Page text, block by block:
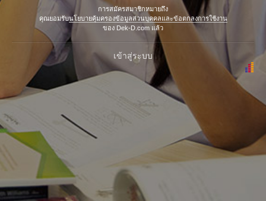
การสมัครสมาชิกหมายถึง
คุณยอมรับนโยบายคุ้มครองข้อมูลส่วนบุคคลและข้อตกลงการใช้งาน
ของ Dek-D.com แล้ว
เข้าสู่ระบบ